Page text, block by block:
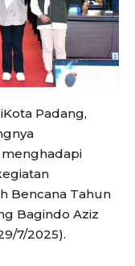
Padang,
menghadapi
Bencana Tahun
Bagindo Aziz
7/2025).